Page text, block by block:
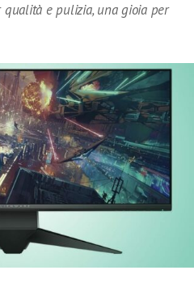
e pulizia, una gioia per